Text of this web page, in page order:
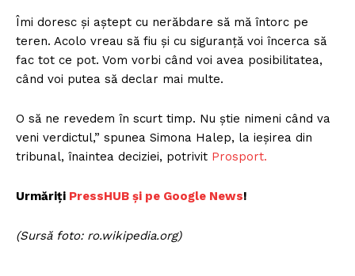
Îmi doresc și aștept cu nerăbdare să mă întorc pe
teren. Acolo vreau să fiu și cu siguranță voi încerca să
fac tot ce pot. Vom vorbi când voi avea posibilitatea,
când voi putea să declar mai multe.
O să ne revedem în scurt timp. Nu știe nimeni când va
veni verdictul,” spunea Simona Halep, la ieșirea din
tribunal, înaintea deciziei, potrivit Prosport.
Urmăriți PressHUB și pe Google News!
(Sursă foto: ro.wikipedia.org)